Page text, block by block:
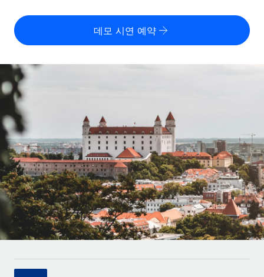
인프라
Remote 통합
HR을 워크플로에 매끄럽게 통합
플랫폼
팀을 위한 통합된 핵심 HR 기능
연결 새로운
통합
Remote와 다른 솔루션 비교
다른 업체들과 비교해보기
성장 단계
성장하는 기업을 위한 민첩한 글로벌 HR 및 급여 솔루션
중견기업
맞춤형 HR 솔루션으로 팀 확장
엔터프라이즈
대기업을 위한 글로벌 HR
REMOTE 파트너 되기
플랫폼에 글로벌 HR을 유연하게 통합
국가별 총 인건비 계산
REMOTE와 함께 배우기
리서치 및 가이드
사례 연구
HR 용어집
체크리스트 및 템플릿
직무 설명 라이브러리
한국어
English
Nederlands
Français
Deutsch
Español
Italiano
Português (Portugal)
한국어
데모 시연 예약